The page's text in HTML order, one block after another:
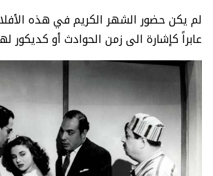
لم يكن حضور الشهر الكريم في هذه
عابراً كإشارة الى زمن الحوادث أو كديكور